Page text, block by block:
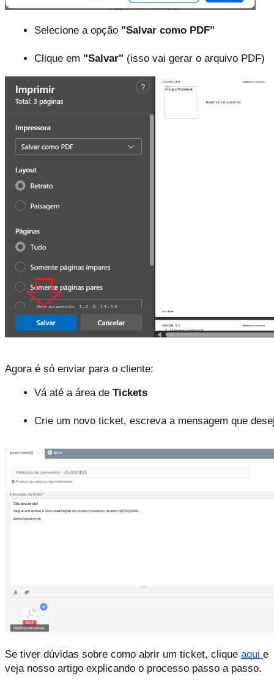
Selecione a opção "Salvar como PDF"
Clique em "Salvar" (isso vai gerar o arquivo PDF)
Agora é só enviar para o cliente:
Vá até a área de Tickets
Crie um novo ticket, escreva a mensagem que
Se tiver dúvidas sobre como abrir um ticket, clique aqui e
veja nosso artigo explicando o processo passo a passo.